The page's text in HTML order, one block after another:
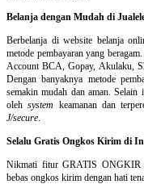
Belanja dengan Mudah di
Berbelanja diwebsite belanja
metode pembayaran yang
Account BCA, Gopay, Akulaku,
Dengan banyaknya metode
semakin mudah dan aman.
olehsystem keamanan dan
J/secure.
Selalu Gratis Ongkos Kirim di
Nikmati fitur GRATIS ONGKIR
bebas ongkos kirim dengan hati